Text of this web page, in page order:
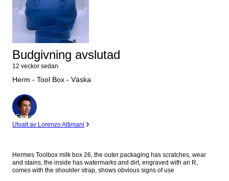
Budgivning avslutad
12 veckor sedan
Herm - Tool Box - Väska
Expert
Utvalt av Lorenzo Altimani
Hermes Toolbox milk box 26, the outer packaging has scratches, wear
and stains, the inside has watermarks and dirt, engraved with an R,
comes with the shoulder strap, shows obvious signs of use